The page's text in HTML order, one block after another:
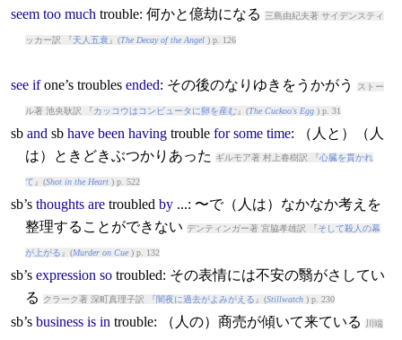
seem too much trouble: 何かと億劫になる 三島由紀夫著 サイデンスティ
ッカー訳 『天人五衰』(The Decay of the Angel) p. 126
see ifone’s troubles ended: その後のなりゆきをうかがう ストー
ル著 池央耿訳 『カッコウはコンピュータに卵を産む』(The Cuckoo's Egg) p. 31
sb and sb have been having trouble for some time: （人と）（人
は）ときどきぶつかりあった
ギルモア著 村上春樹訳 『心臓を貫かれ
て 』(Shot in the Heart) p. 522
sb’s thoughts are troubled by...: 〜で（人は）なかなか考えを
整理することができない デンティンガー著 宮脇孝雄訳 『そして殺人の幕
が上がる 』(Murder on Cue) p. 132
sb’s expression so troubled: その表情には不安の翳がさしてい
る
クラーク著 深町真理子訳 『闇夜に過去がよみがえる 』(Stillwatch) p. 230
sb’s business is in trouble: （人の）商売が傾いて来ている 川端